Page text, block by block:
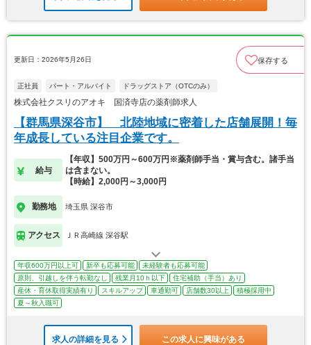
更新日：2026年5月26日 保存する
正社員 パート・アルバイト ドラッグストア（OTCのみ）
株式会社クスリのアオキ 国済寺店の薬剤師求人
【群馬県深谷市】 北陸地域に密着した店舗展開！毎
年成長している注目企業です。
給与
【年収】500万円～600万円※薬剤師手当・賞与含む。諸手当
は含まない。
【時給】2,000円～3,000円
勤務地 埼玉県 深谷市
アクセス ＪＲ高崎線 深谷駅
年収600万円以上可 新卒も応募可能
未経験者も応募可能
原則、引越しを伴う転勤なし
残業月10ｈ以下
住宅補助（手当）あり
産休・育休取得実績有り
スキルアップ 車通勤可 店舗数30以上
積極採用中
夏～秋入職可
求人の詳細を見る この求人に興味がある